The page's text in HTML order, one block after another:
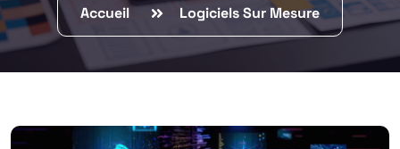
Accueil Logiciels Sur Mesure